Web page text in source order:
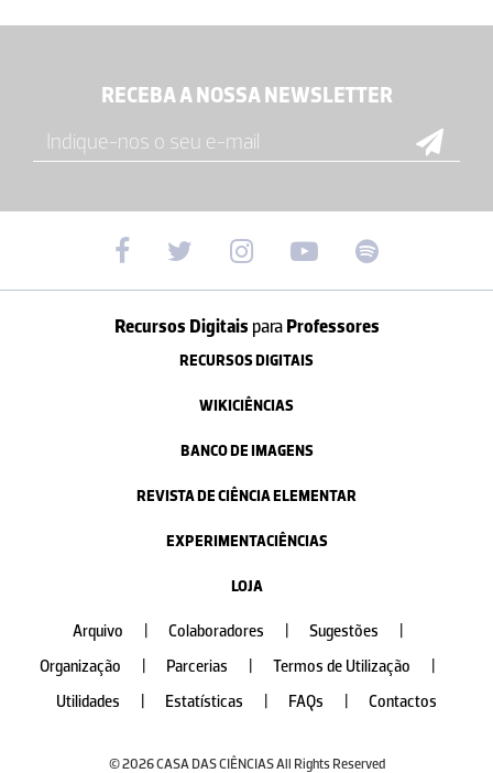
RECEBA A NOSSA NEWSLETTER
Recursos Digitais paraProfessores
RECURSOS DIGITAIS
WIKICIÊNCIAS
BANCO DE IMAGENS
REVISTA DE CIÊNCIA ELEMENTAR
EXPERIMENTACIÊNCIAS
LOJA
Arquivo Colaboradores Sugestões
Organização
Parcerias Termos de Utilização
Utilidades
Estatísticas FAQs Contactos
© 2026 CASA DAS CIÊNCIAS All Rights Reserved